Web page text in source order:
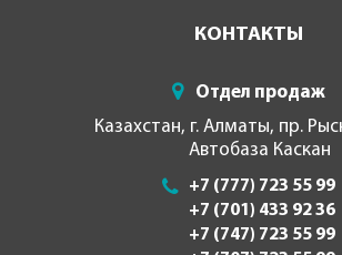
КОНТАКТЫ
Отдел продаж
Казахстан, г. Алматы, пр.
Автобаза Каскан
+7 (777) 723 55 99
+7 (701) 433 92 36
+7 (747) 723 55 99